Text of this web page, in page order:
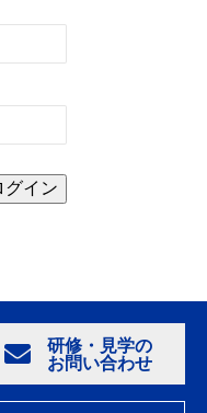
研修・見学の
お問い合わせ